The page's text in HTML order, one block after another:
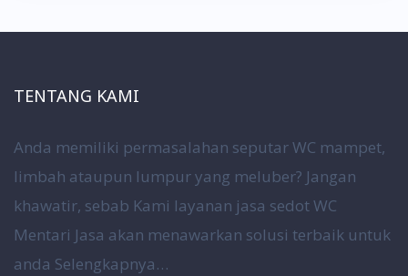
TENTANG KAMI
Anda memiliki permasalahan seputar WC mampet,
limbah ataupun lumpur yang meluber? Jangan
khawatir, sebab Kami layanan jasa sedot WC
Mentari Jasa akan menawarkan solusi terbaik untuk
anda Selengkapnya…